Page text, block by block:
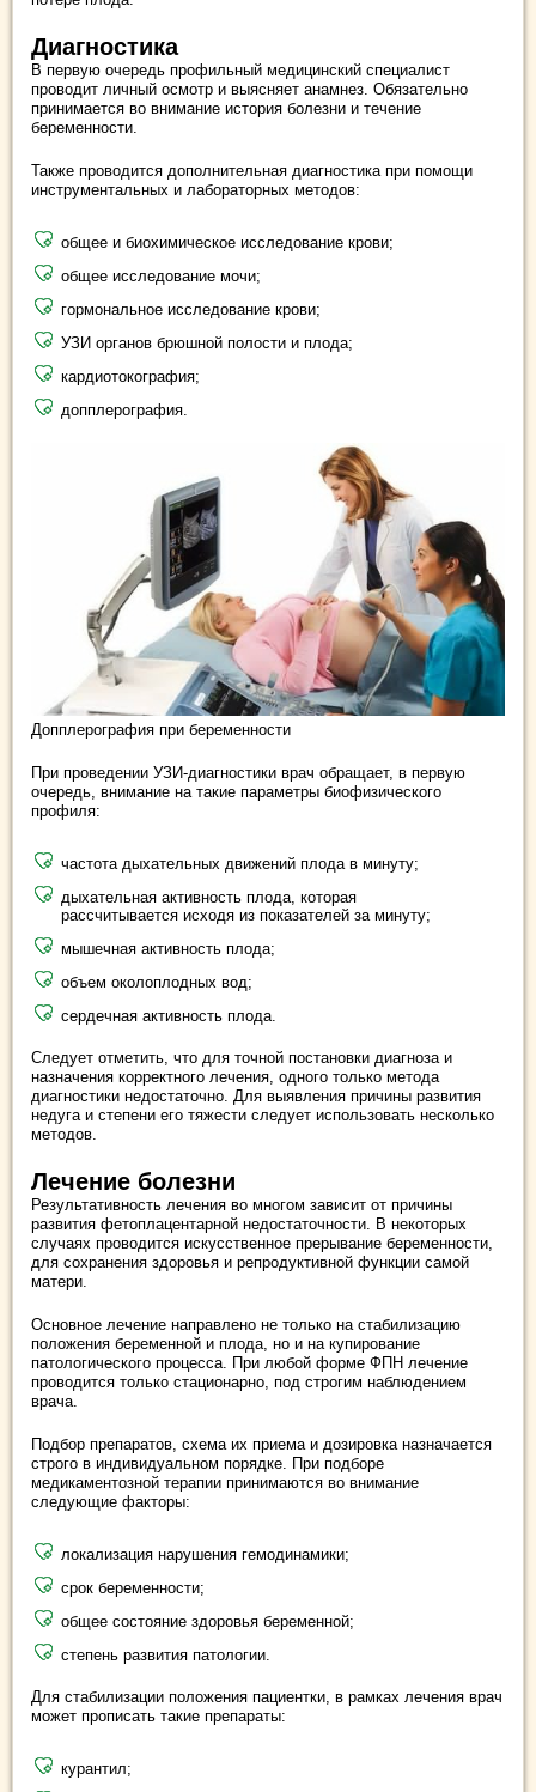
Диагностика
В первую очередь профильный медицинский специалист
проводит личный осмотр и выясняет анамнез. Обязательно
принимается во внимание история болезни и течение
беременности.
Также проводится дополнительная диагностика при помощи
инструментальных и лабораторных методов:
общее и биохимическое исследование крови;
общее исследование мочи;
гормональное исследование крови;
УЗИ органов брюшной полости и плода;
кардиотокография;
допплерография.
Допплерография при беременности
При проведении УЗИ-диагностики врач обращает, в первую
очередь, внимание на такие параметры биофизического
профиля:
частота дыхательных движений плода в минуту;
дыхательная активность плода, которая
рассчитывается исходя из показателей за минуту;
мышечная активность плода;
объем околоплодных вод;
сердечная активность плода.
Следует отметить, что для точной постановки диагноза и
назначения корректного лечения, одного только метода
диагностики недостаточно. Для выявления причины развития
недуга и степени его тяжести следует использовать несколько
методов.
Лечение болезни
Результативность лечения во многом зависит от причины
развития фетоплацентарной недостаточности. В некоторых
случаях проводится искусственное прерывание беременности,
для сохранения здоровья и репродуктивной функции самой
матери.
Основное лечение направлено не только на стабилизацию
положения беременной и плода, но и на купирование
патологического процесса. При любой форме ФПН лечение
проводится только стационарно, под строгим наблюдением
врача.
Подбор препаратов, схема их приема и дозировка назначается
строго в индивидуальном порядке. При подборе
медикаментозной терапии принимаются во внимание
следующие факторы:
локализация нарушения гемодинамики;
срок беременности;
общее состояние здоровья беременной;
степень развития патологии.
Для стабилизации положения пациентки, в рамках лечения врач
может прописать такие препараты:
курантил;